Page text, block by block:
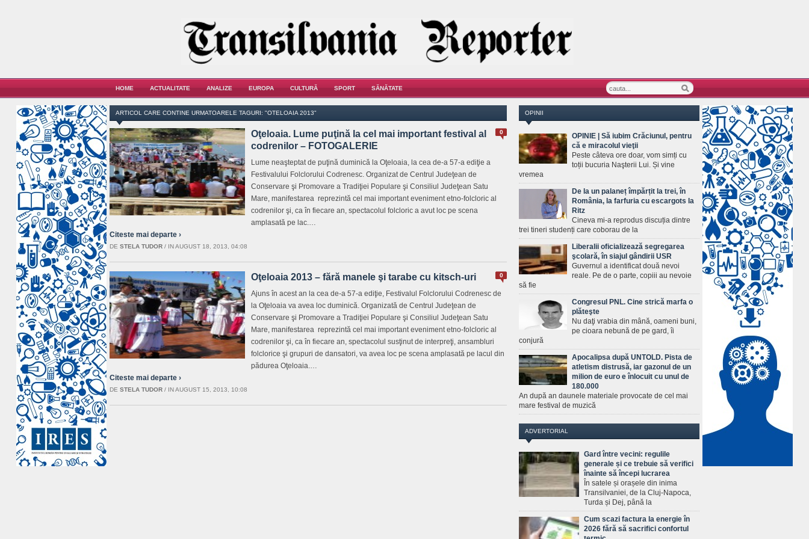
HOME ACTUALITATE ANALIZE EUROPA CULTURĂ SPORT SĂNĂTATE
ARTICOL CARE CONTINE URMATOARELE TAGURI: "OTELOAIA 2013"
0
Oţeloaia. Lume puţină la cel mai important festival al
codrenilor – FOTOGALERIE
Lume neaşteptat de puţină duminică la Oţeloaia, la cea de-a 57-a ediţie a
Festivalului Folclorului Codrenesc. Organizat de Centrul Judeţean de
Conservare şi Promovare a Tradiţiei Populare şi Consiliul Judeţean Satu
Mare, manifestarea reprezintă cel mai important eveniment etno-folcloric al
codrenilor şi, ca în fiecare an, spectacolul folcloric a avut loc pe scena
amplasată pe lac.…
Citeste mai departe ›
DE STELA TUDOR / IN AUGUST 18, 2013, 04:08
0
Oţeloaia 2013 – fără manele şi tarabe cu kitsch-uri
Ajuns în acest an la cea de-a 57-a ediţie, Festivalul Folclorului Codrenesc de
la Oţeloaia va avea loc duminică. Organizată de Centrul Judeţean de
Conservare şi Promovare a Tradiţiei Populare şi Consiliul Judeţean Satu
Mare, manifestarea reprezintă cel mai important eveniment etno-folcloric al
codrenilor şi, ca în fiecare an, spectacolul susţinut de interpreţi, ansambluri
folclorice şi grupuri de dansatori, va avea loc pe scena amplasată pe lacul din
pădurea Oţeloaia.…
Citeste mai departe ›
DE STELA TUDOR / IN AUGUST 15, 2013, 10:08
OPINII
OPINIE | Să iubim Crăciunul, pentru
că e miracolul vieţii
Peste câteva ore doar, vom simți cu
toții bucuria Naşterii Lui. Și vine
vremea
De la un palaneț împărțit la trei, în
România, la farfuria cu escargots la
Ritz
Cineva mi-a reprodus discuția dintre
trei tineri studenți care coborau de la
Liberalii oficializează segregarea
şcolară, în siajul gândirii USR
Guvernul a identificat două nevoi
reale. Pe de o parte, copiii au nevoie
să fie
Congresul PNL. Cine strică marfa o
plăteşte
Nu daţi vrabia din mână, oameni buni,
pe cioara nebună de pe gard, îi
conjură
Apocalipsa după UNTOLD. Pista de
atletism distrusă, iar gazonul de un
milion de euro e înlocuit cu unul de
180.000
An după an daunele materiale provocate de cel mai
mare festival de muzică
ADVERTORIAL
Gard între vecini: regulile
generale și ce trebuie să verifici
înainte să începi lucrarea
În satele și orașele din inima
Transilvaniei, de la Cluj-Napoca,
Turda și Dej, până la
Cum scazi factura la energie în
2026 fără să sacrifici confortul